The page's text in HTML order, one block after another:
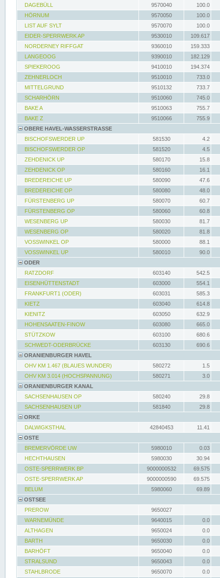
DAGEBÜLL 9570040
100.0
HÖRNUM
9570050
100.0
LIST AUF SYLT
9570070
100.0
EIDER-SPERRWERK AP
9530010
109.617
NORDERNEY RIFFGAT
9360010
159.333
LANGEOOG
9390010
182.129
SPIEKEROOG
9410010
194.374
ZEHNERLOCH
9510010
733.0
MITTELGRUND
9510132
733.7
SCHARHÖRN
9510060
745.0
BAKE A
9510063
755.7
BAKE Z
9510066
755.9
OBERE HAVEL-WASSERSTRASSE
BISCHOFSWERDER UP
581530
4.2
BISCHOFSWERDER OP
581520
4.5
ZEHDENICK UP
580170
15.8
ZEHDENICK OP
580160
16.1
BREDEREICHE UP
580090
47.6
BREDEREICHE OP
580080
48.0
FÜRSTENBERG UP
580070
60.7
FÜRSTENBERG OP
580060
60.8
WESENBERG UP
580030
81.7
WESENBERG OP
580020
81.8
VOSSWINKEL OP
580000
88.1
VOSSWINKEL UP
580010
90.0
ODER
RATZDORF
603140
542.5
EISENHÜTTENSTADT
603000
554.1
FRANKFURT1 (ODER)
603031
585.3
KIETZ
603040
614.8
KIENITZ
603050
632.9
HOHENSAATEN-FINOW
603080
665.0
STÜTZKOW
603100
680.6
SCHWEDT-ODERBRÜCKE
603130
690.6
ORANIENBURGER HAVEL
OHV KM 1.467 (BLAUES WUNDER)
580272
1.5
OHV KM 3.014 (HOCHSPANNUNG)
580271
3.0
ORANIENBURGER KANAL
SACHSENHAUSEN OP
580240
29.8
SACHSENHAUSEN UP
581840
29.8
ORKE
DALWIGKSTHAL
42840453
11.41
OSTE
BREMERVÖRDE UW
5980010
0.03
HECHTHAUSEN
5980030
30.94
OSTE-SPERRWERK BP
9000000532
69.575
OSTE-SPERRWERK AP
9000000590
69.575
BELUM
5980060
69.89
OSTSEE
PREROW
9650027
WARNEMÜNDE
9640015
0.0
ALTHAGEN
9650024
0.0
BARTH
9650030
0.0
BARHÖFT
9650040
0.0
STRALSUND
9650043
0.0
STAHLBRODE
9650070
0.0